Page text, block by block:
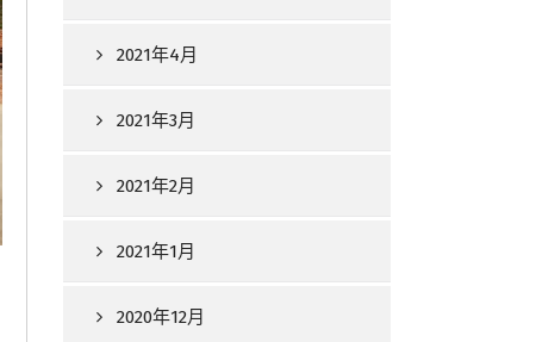
2021年4月
2021年3月
2021年2月
2021年1月
2020年12月